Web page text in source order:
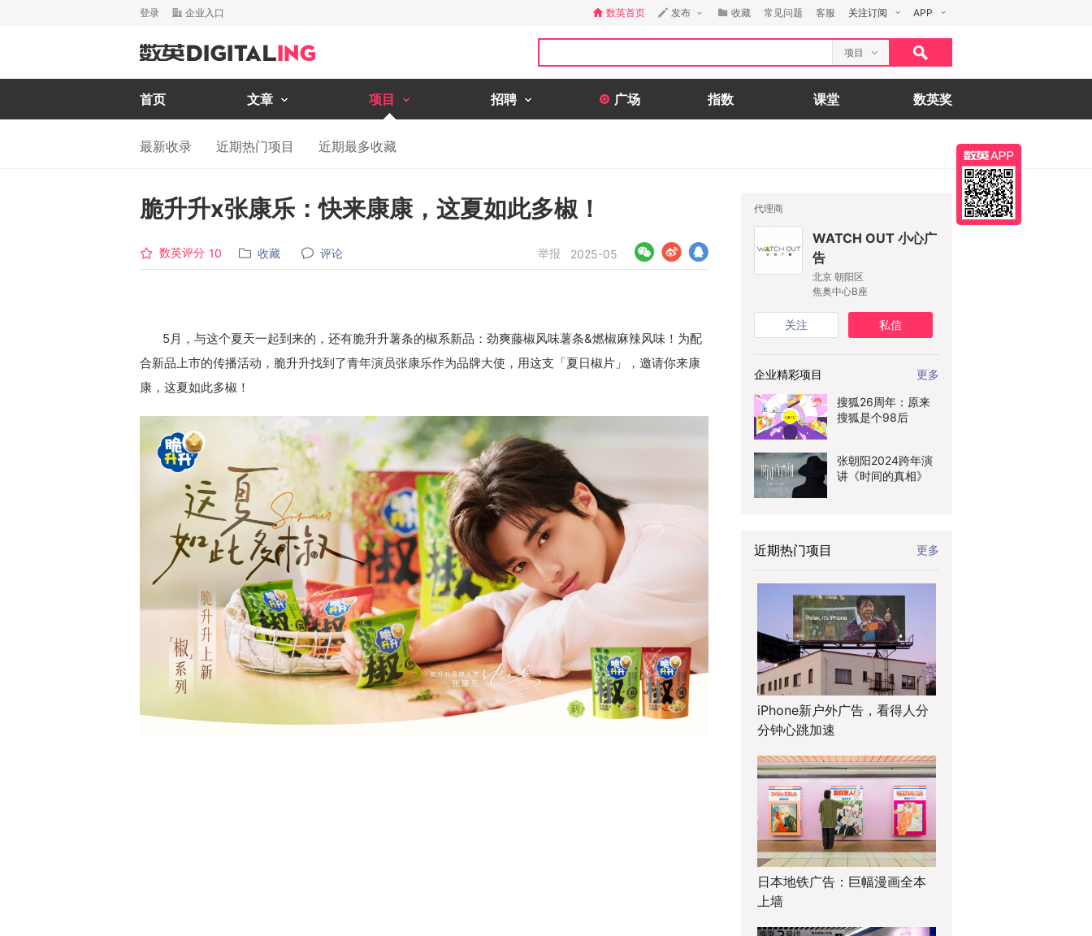
登录 企业入口 数英首页 发布 收藏 常见问题 客服 关注订阅 APP
项目
首页 文章 项目 招聘 广场 指数 课堂 数英奖
最新收录 近期热门项目 近期最多收藏
脆升升x张康乐：快来康康，这夏如此多椒！
数英评分 10 收藏 评论 举报 2025-05
5月，与这个夏天一起到来的，还有脆升升薯条的椒系新品：劲爽藤椒风味薯条&燃椒麻辣风味！为配
合新品上市的传播活动，脆升升找到了青年演员张康乐作为品牌大使，用这支「夏日椒片」，邀请你来康
康，这夏如此多椒！
代理商
WATCH OUT 小心广
告
北京 朝阳区
焦奥中心B座
关注 私信
企业精彩项目 更多
搜狐26周年：原来
搜狐是个98后
张朝阳2024跨年演
讲《时间的真相》
近期热门项目 更多
iPhone新户外广告，看得人分
分钟心跳加速
日本地铁广告：巨幅漫画全本
上墙